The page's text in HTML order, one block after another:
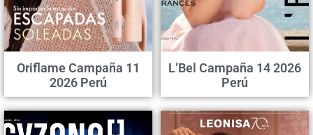
Oriflame Campaña 11
2026 Perú
L’Bel Campaña 14 2026
Perú